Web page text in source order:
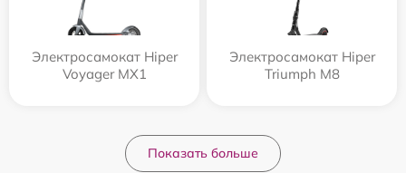
Электросамокат Hiper
Voyager MX1
Электросамокат Hiper
Triumph M8
Показать больше